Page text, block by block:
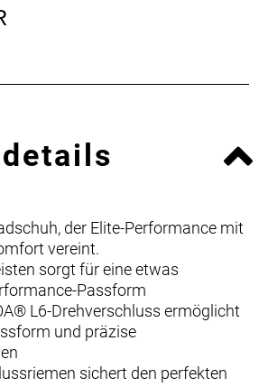
der Elite-Performance mit
vereint.
sorgt für eine etwas
Passform
L6-Drehverschluss ermöglicht
und präzise
sichert den perfekten